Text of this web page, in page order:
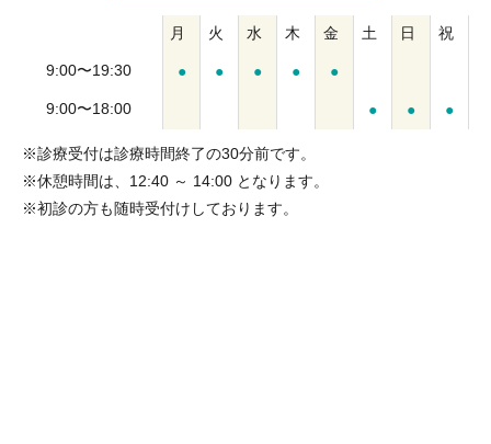
月 火 水 木 金 土 日 祝
9:00〜19:30 ● ● ● ● ●
9:00〜18:00 ● ● ●
※診療受付は診療時間終了の30分前です。
※休憩時間は、12:40 ～ 14:00 となります。
※初診の方も随時受付けしております。